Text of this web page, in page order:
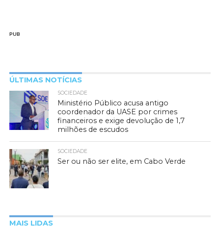
PUB
ÚLTIMAS NOTÍCIAS
SOCIEDADE
Ministério Público acusa antigo
coordenador da UASE por crimes
financeiros e exige devolução de 1,7
milhões de escudos
SOCIEDADE
Ser ou não ser elite, em Cabo Verde
MAIS LIDAS